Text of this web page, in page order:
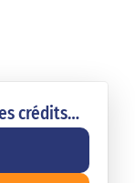
crédits…